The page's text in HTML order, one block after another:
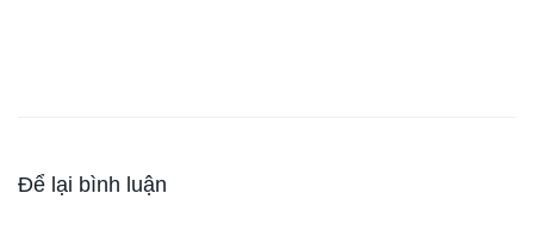
Để lại bình luận